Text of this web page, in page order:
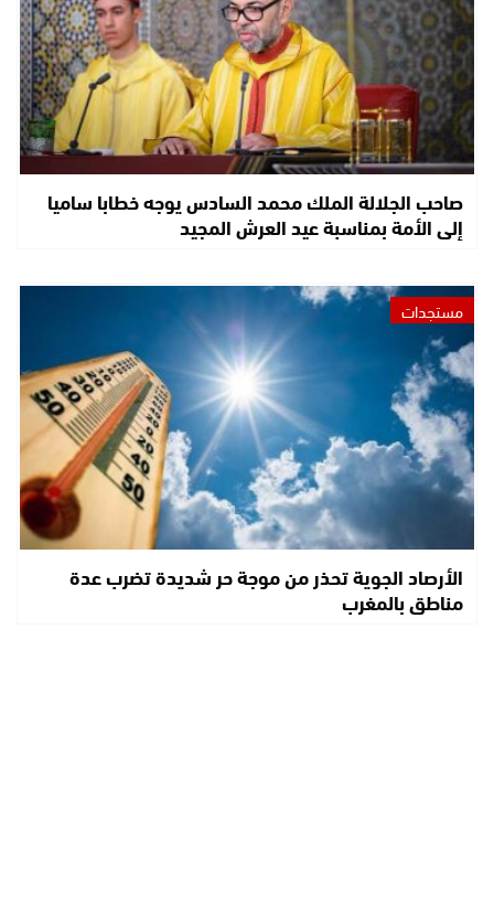
صاحب الجلالة الملك محمد السادس يوجه خطابا ساميا
إلى الأمة بمناسبة عيد العرش المجيد
مستجدات
الأرصاد الجوية تحذر من موجة حر شديدة تضرب عدة
مناطق بالمغرب